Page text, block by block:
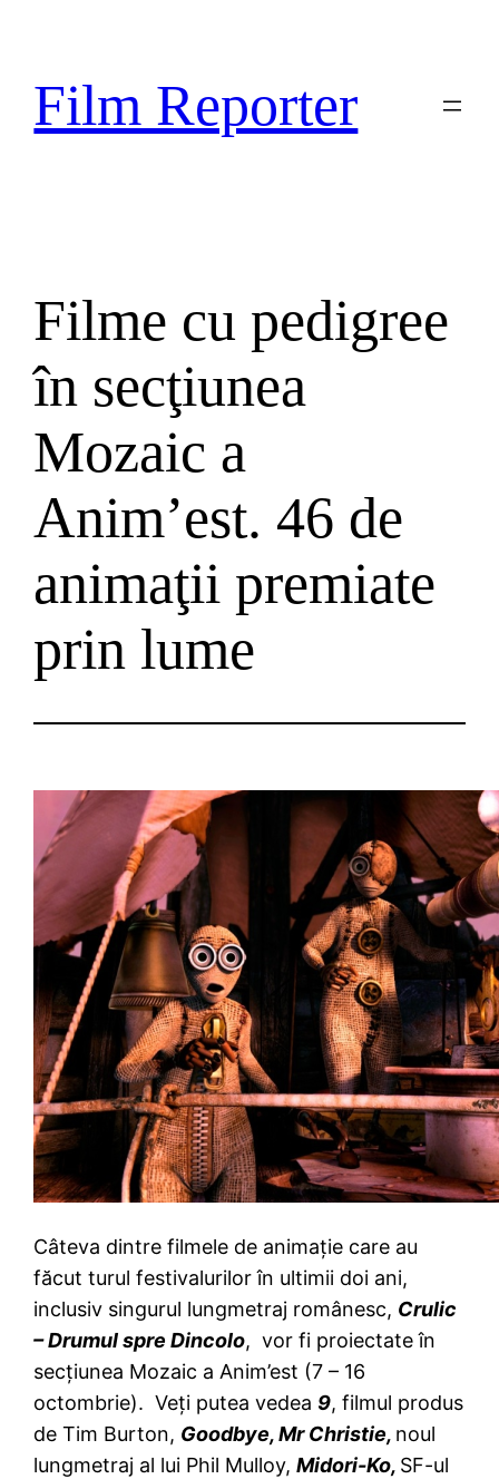
conținut
Film Reporter
Filme cu pedigree
în secţiunea
Mozaic a
Anim’est. 46 de
animaţii premiate
prin lume
Câteva dintre filmele de animaţie care au
făcut turul festivalurilor în ultimii doi ani,
inclusiv singurul lungmetraj românesc, Crulic
– Drumul spre Dincolo, vor fi proiectate în
secţiunea Mozaic a Anim’est (7 – 16
octombrie). Veţi putea vedea 9, filmul produs
de Tim Burton, Goodbye, Mr Christie, noul
lungmetraj al lui Phil Mulloy,Midori-Ko, SF-ul